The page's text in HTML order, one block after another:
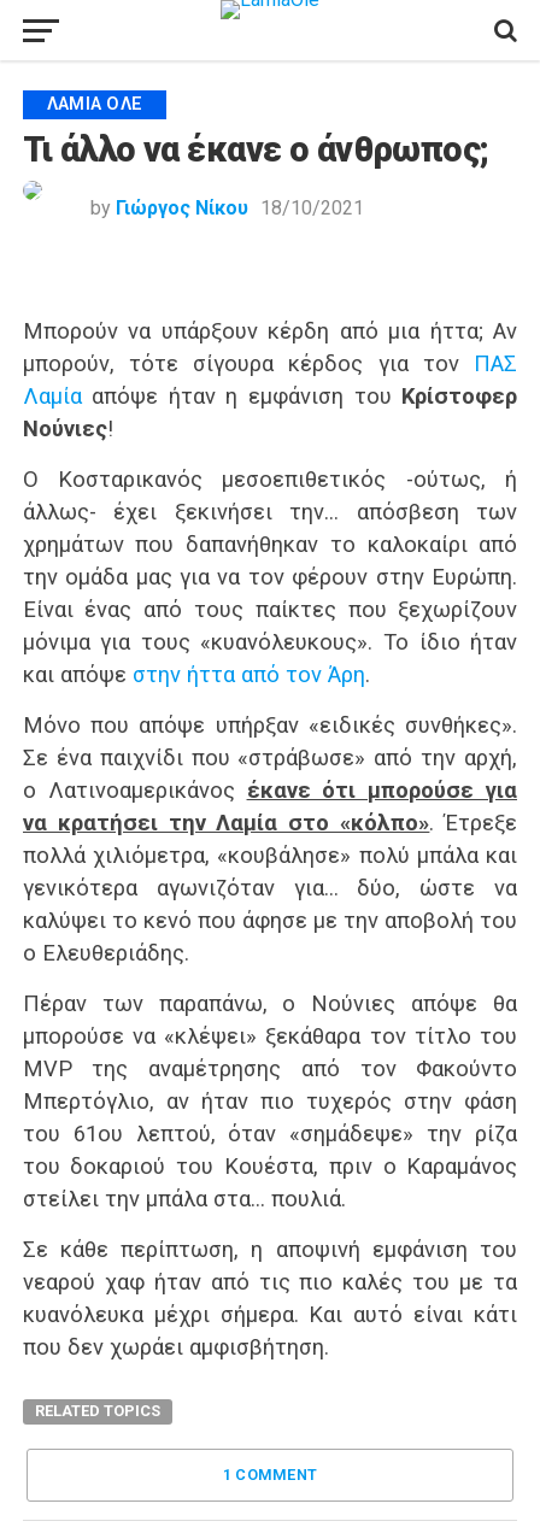
ΛΑΜΙΑ ΟΛΕ
Τι άλλο να έκανε ο άνθρωπος;
by Γιώργος Νίκου 18/10/2021
Μπορούν να υπάρξουν κέρδη από μια ήττα; Αν
μπορούν, τότε σίγουρα κέρδος για τον ΠΑΣ
Λαμίααπόψε ήταν η εμφάνιση του Κρίστοφερ
Νούνιες!
Ο Κοσταρικανός μεσοεπιθετικός -ούτως, ή
άλλως- έχει ξεκινήσει την… απόσβεση των
χρημάτων που δαπανήθηκαν το καλοκαίρι από
την ομάδα μας για να τον φέρουν στην Ευρώπη.
Είναι ένας από τους παίκτες που ξεχωρίζουν
μόνιμα για τους «κυανόλευκους». Το ίδιο ήταν
και απόψε στην ήττα από τον Άρη.
Μόνο που απόψε υπήρξαν «ειδικές συνθήκες».
Σε ένα παιχνίδι που «στράβωσε» από την αρχή,
ο Λατινοαμερικάνος έκανε ότι μπορούσε για
να κρατήσει την Λαμία στο «κόλπο». Έτρεξε
πολλά χιλιόμετρα, «κουβάλησε» πολύ μπάλα και
γενικότερα αγωνιζόταν για… δύο, ώστε να
καλύψει το κενό που άφησε με την αποβολή του
ο Ελευθεριάδης.
Πέραν των παραπάνω, ο Νούνιες απόψε θα
μπορούσε να «κλέψει» ξεκάθαρα τον τίτλο του
MVP της αναμέτρησης από τον Φακούντο
Μπερτόγλιο, αν ήταν πιο τυχερός στην φάση
του 61ου λεπτού, όταν «σημάδεψε» την ρίζα
του δοκαριού του Κουέστα, πριν ο Καραμάνος
στείλει την μπάλα στα… πουλιά.
Σε κάθε περίπτωση, η αποψινή εμφάνιση του
νεαρού χαφ ήταν από τις πιο καλές του με τα
κυανόλευκα μέχρι σήμερα. Και αυτό είναι κάτι
που δεν χωράει αμφισβήτηση.
RELATED TOPICS
1 COMMENT